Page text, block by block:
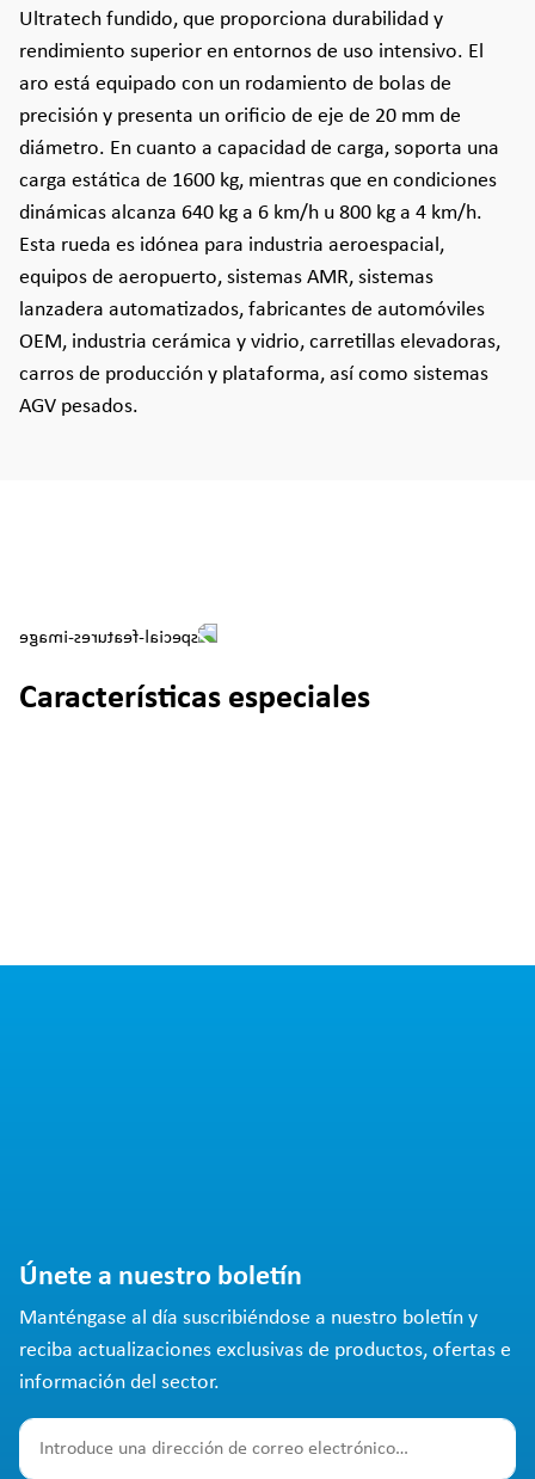
Ultratech fundido, que proporciona durabilidad y
rendimiento superior en entornos de uso intensivo. El
aro está equipado con un rodamiento de bolas de
precisión y presenta un orificio de eje de 20 mm de
diámetro. En cuanto a capacidad de carga, soporta una
carga estática de 1600 kg, mientras que en condiciones
dinámicas alcanza 640 kg a 6 km/h u 800 kg a 4 km/h.
Esta rueda es idónea para industria aeroespacial,
equipos de aeropuerto, sistemas AMR, sistemas
lanzadera automatizados, fabricantes de automóviles
OEM, industria cerámica y vidrio, carretillas elevadoras,
carros de producción y plataforma, así como sistemas
AGV pesados.
Características especiales
Únete a nuestro boletín
Manténgase al día suscribiéndose a nuestro boletín y
reciba actualizaciones exclusivas de productos, ofertas e
información del sector.